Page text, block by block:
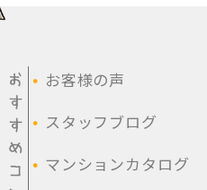
・ お客様の声
・ スタッフブログ
・ マンションカタログ